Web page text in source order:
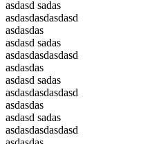
asdasd sadas
asdasdasdasdasd
asdasdas
asdasd sadas
asdasdasdasdasd
asdasdas
asdasd sadas
asdasdasdasdasd
asdasdas
asdasd sadas
asdasdasdasdasd